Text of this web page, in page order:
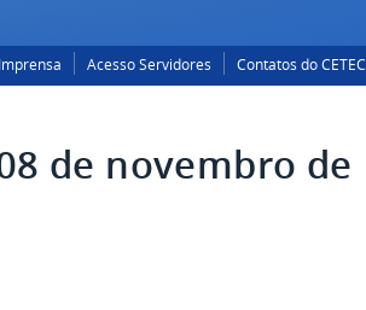
Acesso Servidores Contatos do CETEC
de novembro de